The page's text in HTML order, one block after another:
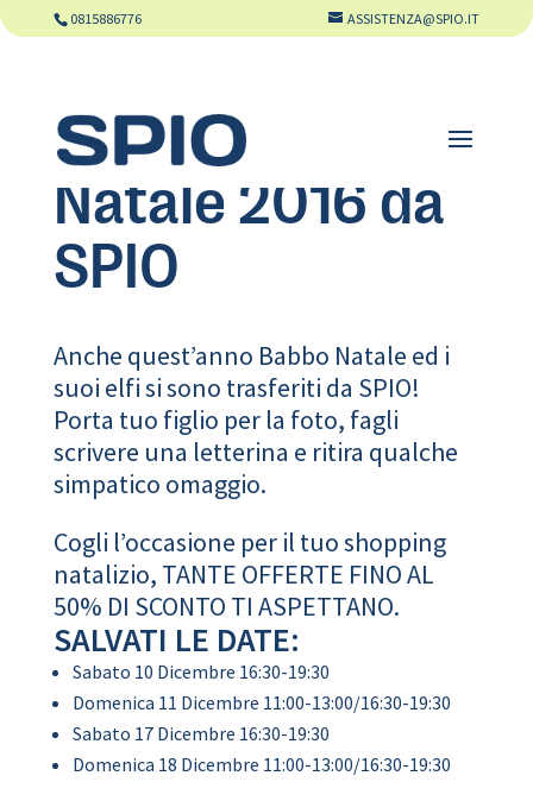
0815886776 ASSISTENZA@SPIO.IT
Natale 2016 da
SPIO
Anche quest’anno Babbo Natale ed i
suoi elfi si sono trasferiti da SPIO!
Porta tuo figlio per la foto, fagli
scrivere una letterina e ritira qualche
simpatico omaggio.
Cogli l’occasione per il tuo shopping
natalizio, TANTE OFFERTE FINO AL
50% DI SCONTO TI ASPETTANO.
SALVATI LE DATE:
Sabato 10 Dicembre 16:30-19:30
Domenica 11 Dicembre 11:00-13:00/16:30-19:30
Sabato 17 Dicembre 16:30-19:30
Domenica 18 Dicembre 11:00-13:00/16:30-19:30